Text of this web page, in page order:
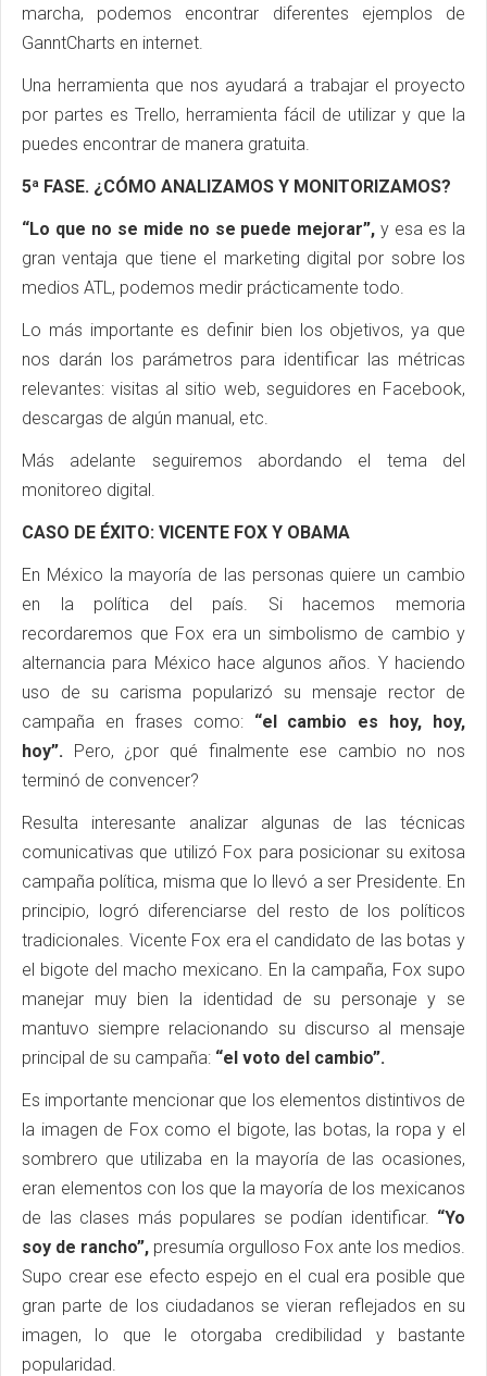
marcha, podemos encontrar diferentes ejemplos de
GanntCharts en internet.
Una herramienta que nos ayudará a trabajar el proyecto
por partes es Trello, herramienta fácil de utilizar y que la
puedes encontrar de manera gratuita.
5ª FASE. ¿CÓMO ANALIZAMOS Y MONITORIZAMOS?
“Lo que no se mide no se puede mejorar”, y esa es la
gran ventaja que tiene el marketing digital por sobre los
medios ATL, podemos medir prácticamente todo.
Lo más importante es definir bien los objetivos, ya que
nos darán los parámetros para identificar las métricas
relevantes: visitas al sitio web, seguidores en Facebook,
descargas de algún manual, etc.
Más adelante seguiremos abordando el tema del
monitoreo digital.
CASO DE ÉXITO: VICENTE FOX Y OBAMA
En México la mayoría de las personas quiere un cambio
en la política del país. Si hacemos memoria
recordaremos que Fox era un simbolismo de cambio y
alternancia para México hace algunos años. Y haciendo
uso de su carisma popularizó su mensaje rector de
campaña en frases como: “el cambio es hoy, hoy,
hoy”. Pero, ¿por qué finalmente ese cambio no nos
terminó de convencer?
Resulta interesante analizar algunas de las técnicas
comunicativas que utilizó Fox para posicionar su exitosa
campaña política, misma que lo llevó a ser Presidente. En
principio, logró diferenciarse del resto de los políticos
tradicionales. Vicente Fox era el candidato de las botas y
el bigote del macho mexicano. En la campaña, Fox supo
manejar muy bien la identidad de su personaje y se
mantuvo siempre relacionando su discurso al mensaje
principal de su campaña: “el voto del cambio”.
Es importante mencionar que los elementos distintivos de
la imagen de Fox como el bigote, las botas, la ropa y el
sombrero que utilizaba en la mayoría de las ocasiones,
eran elementos con los que la mayoría de los mexicanos
de las clases más populares se podían identificar. “Yo
soy de rancho”, presumía orgulloso Fox ante los medios.
Supo crear ese efecto espejo en el cual era posible que
gran parte de los ciudadanos se vieran reflejados en su
imagen, lo que le otorgaba credibilidad y bastante
popularidad.